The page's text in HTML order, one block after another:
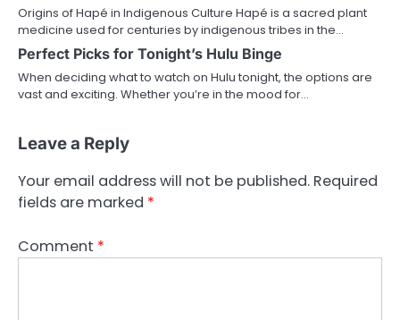
Origins of Hapé in Indigenous Culture Hapé is a sacred plant
medicine used for centuries by indigenous tribes in the…
Perfect Picks for Tonight’s Hulu Binge
When deciding what to watch on Hulu tonight, the options are
vast and exciting. Whether you’re in the mood for…
Leave a Reply
Your email address will not be published. Required
fields are marked *
Comment *